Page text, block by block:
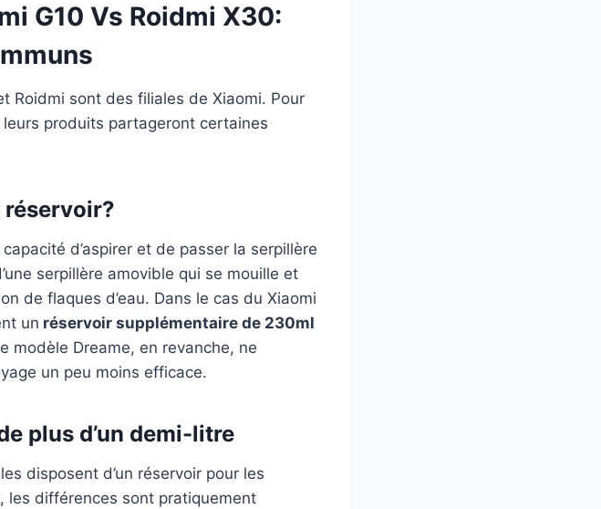
G10 Vs Roidmi X30:
Roidmi sont des filiales de Xiaomi. Pour
produits partageront certaines
d’aspirer et de passer la serpillère
serpillère amovible qui se mouille et
de flaques d’eau. Dans le cas du Xiaomi
un réservoir supplémentaire de 230ml
modèle Dreame, en revanche, ne
un peu moins efficace.
plus d’un demi-litre
disposent d’un réservoir pour les
les différences sont pratiquement